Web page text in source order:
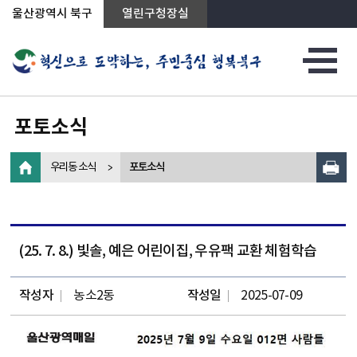
상단메뉴로 바로가기
전체메뉴로 바로가기
왼쪽메뉴로 바로가기
본문으로 바로가기
울산광역시 북구 열린구청장실
포토소식
우리동 소식 포토소식
(25. 7. 8.) 빛솔, 예은 어린이집, 우유팩 교환 체험학습
작성자 농소2동 작성일 2025-07-09